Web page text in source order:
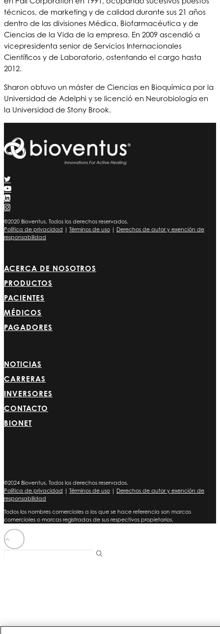
técnicos, de marketing y de calidad durante sus 21 años
dentro de las divisiones Médica, Biofarmacéutica y de
Ciencias de la Vida de la empresa. En 2009 ascendió a
vicepresidenta senior de Servicios Internacionales
Científicos y de Laboratorio, ostentando el cargo hasta
2012.
Sharon obtuvo un máster de Ciencias en Bioquímica por la
Universidad de Adelphi y se licenció en Neurobiología en
la Universidad de Stony Brook.
©2020 Bioventus. Todos los derechos reservados.
Política de privacidad | Términos de uso | Derechos de autor y exención de
responsabilidad
ACERCA DE NOSOTROS
PRODUCTOS
PACIENTES
MÉDICOS
PAGADORES
NOTICIAS
CARRERAS
INVERSORES
CONTACTO
BIONET
©2024 Bioventus. Todos los derechos reservados.
Política de privacidad | Términos de uso | Derechos de autor y exención de
responsabilidad
Todos los nombres comerciales a los que se hace referencia son marcas
comerciales o marcas registradas de sus respectivos propietarios.